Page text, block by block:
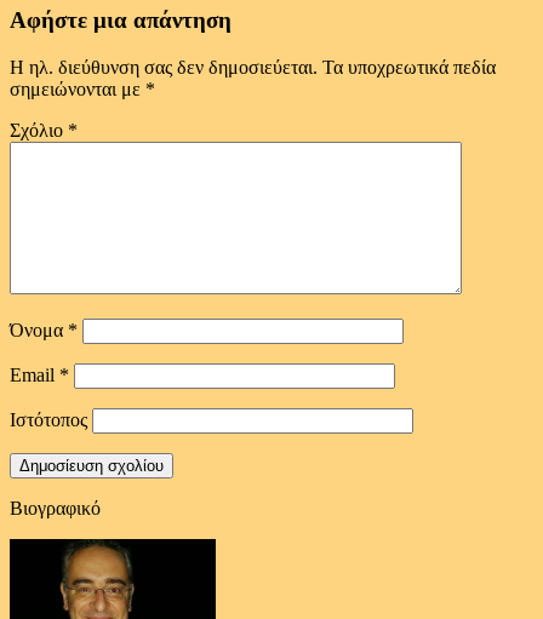
Αφήστε μια απάντηση
Η ηλ. διεύθυνση σας δεν δημοσιεύεται. Τα υποχρεωτικά πεδία
σημειώνονται με *
Σχόλιο *
Όνομα *
Email *
Ιστότοπος
Βιογραφικό